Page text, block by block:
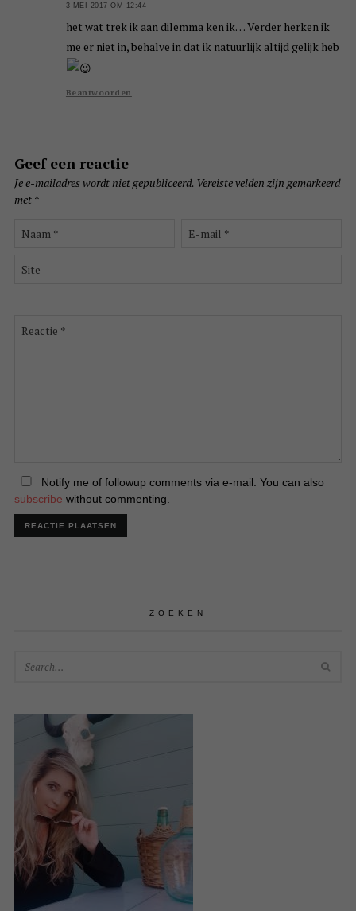
3 MEI 2017 OM 12:44
het wat trek ik aan dilemma ken ik… Verder herken ik
me er niet in, behalve in dat ik natuurlijk altijd gelijk heb
Beantwoorden
Geef een reactie
Je e-mailadres wordt niet gepubliceerd. Vereiste velden zijn gemarkeerd
met *
Notify me of followup comments via e-mail. You can also
subscribe without commenting.
ZOEKEN